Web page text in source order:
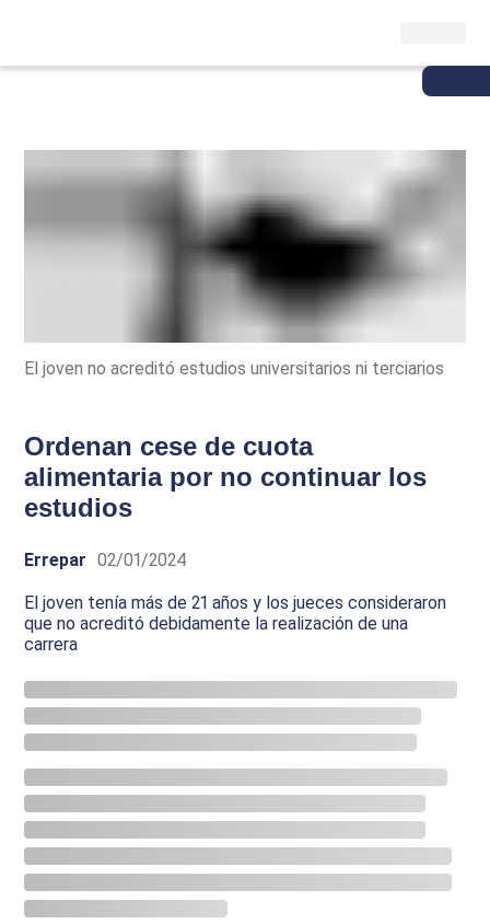
El joven no acreditó estudios universitarios ni terciarios
Ordenan cese de cuota
alimentaria por no continuar los
estudios
Errepar 02/01/2024
El joven tenía más de 21 años y los jueces consideraron
que no acreditó debidamente la realización de una
carrera